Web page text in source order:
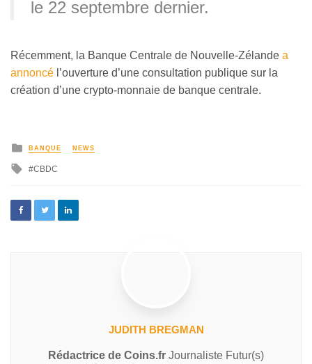
le 22 septembre dernier.
Récemment, la Banque Centrale de Nouvelle-Zélande a
annoncé l’ouverture d’une consultation publique sur la
création d’une crypto-monnaie de banque centrale.
BANQUE NEWS
CBDC
JUDITH BREGMAN
Rédactrice de Coins.fr Journaliste Futur(s)